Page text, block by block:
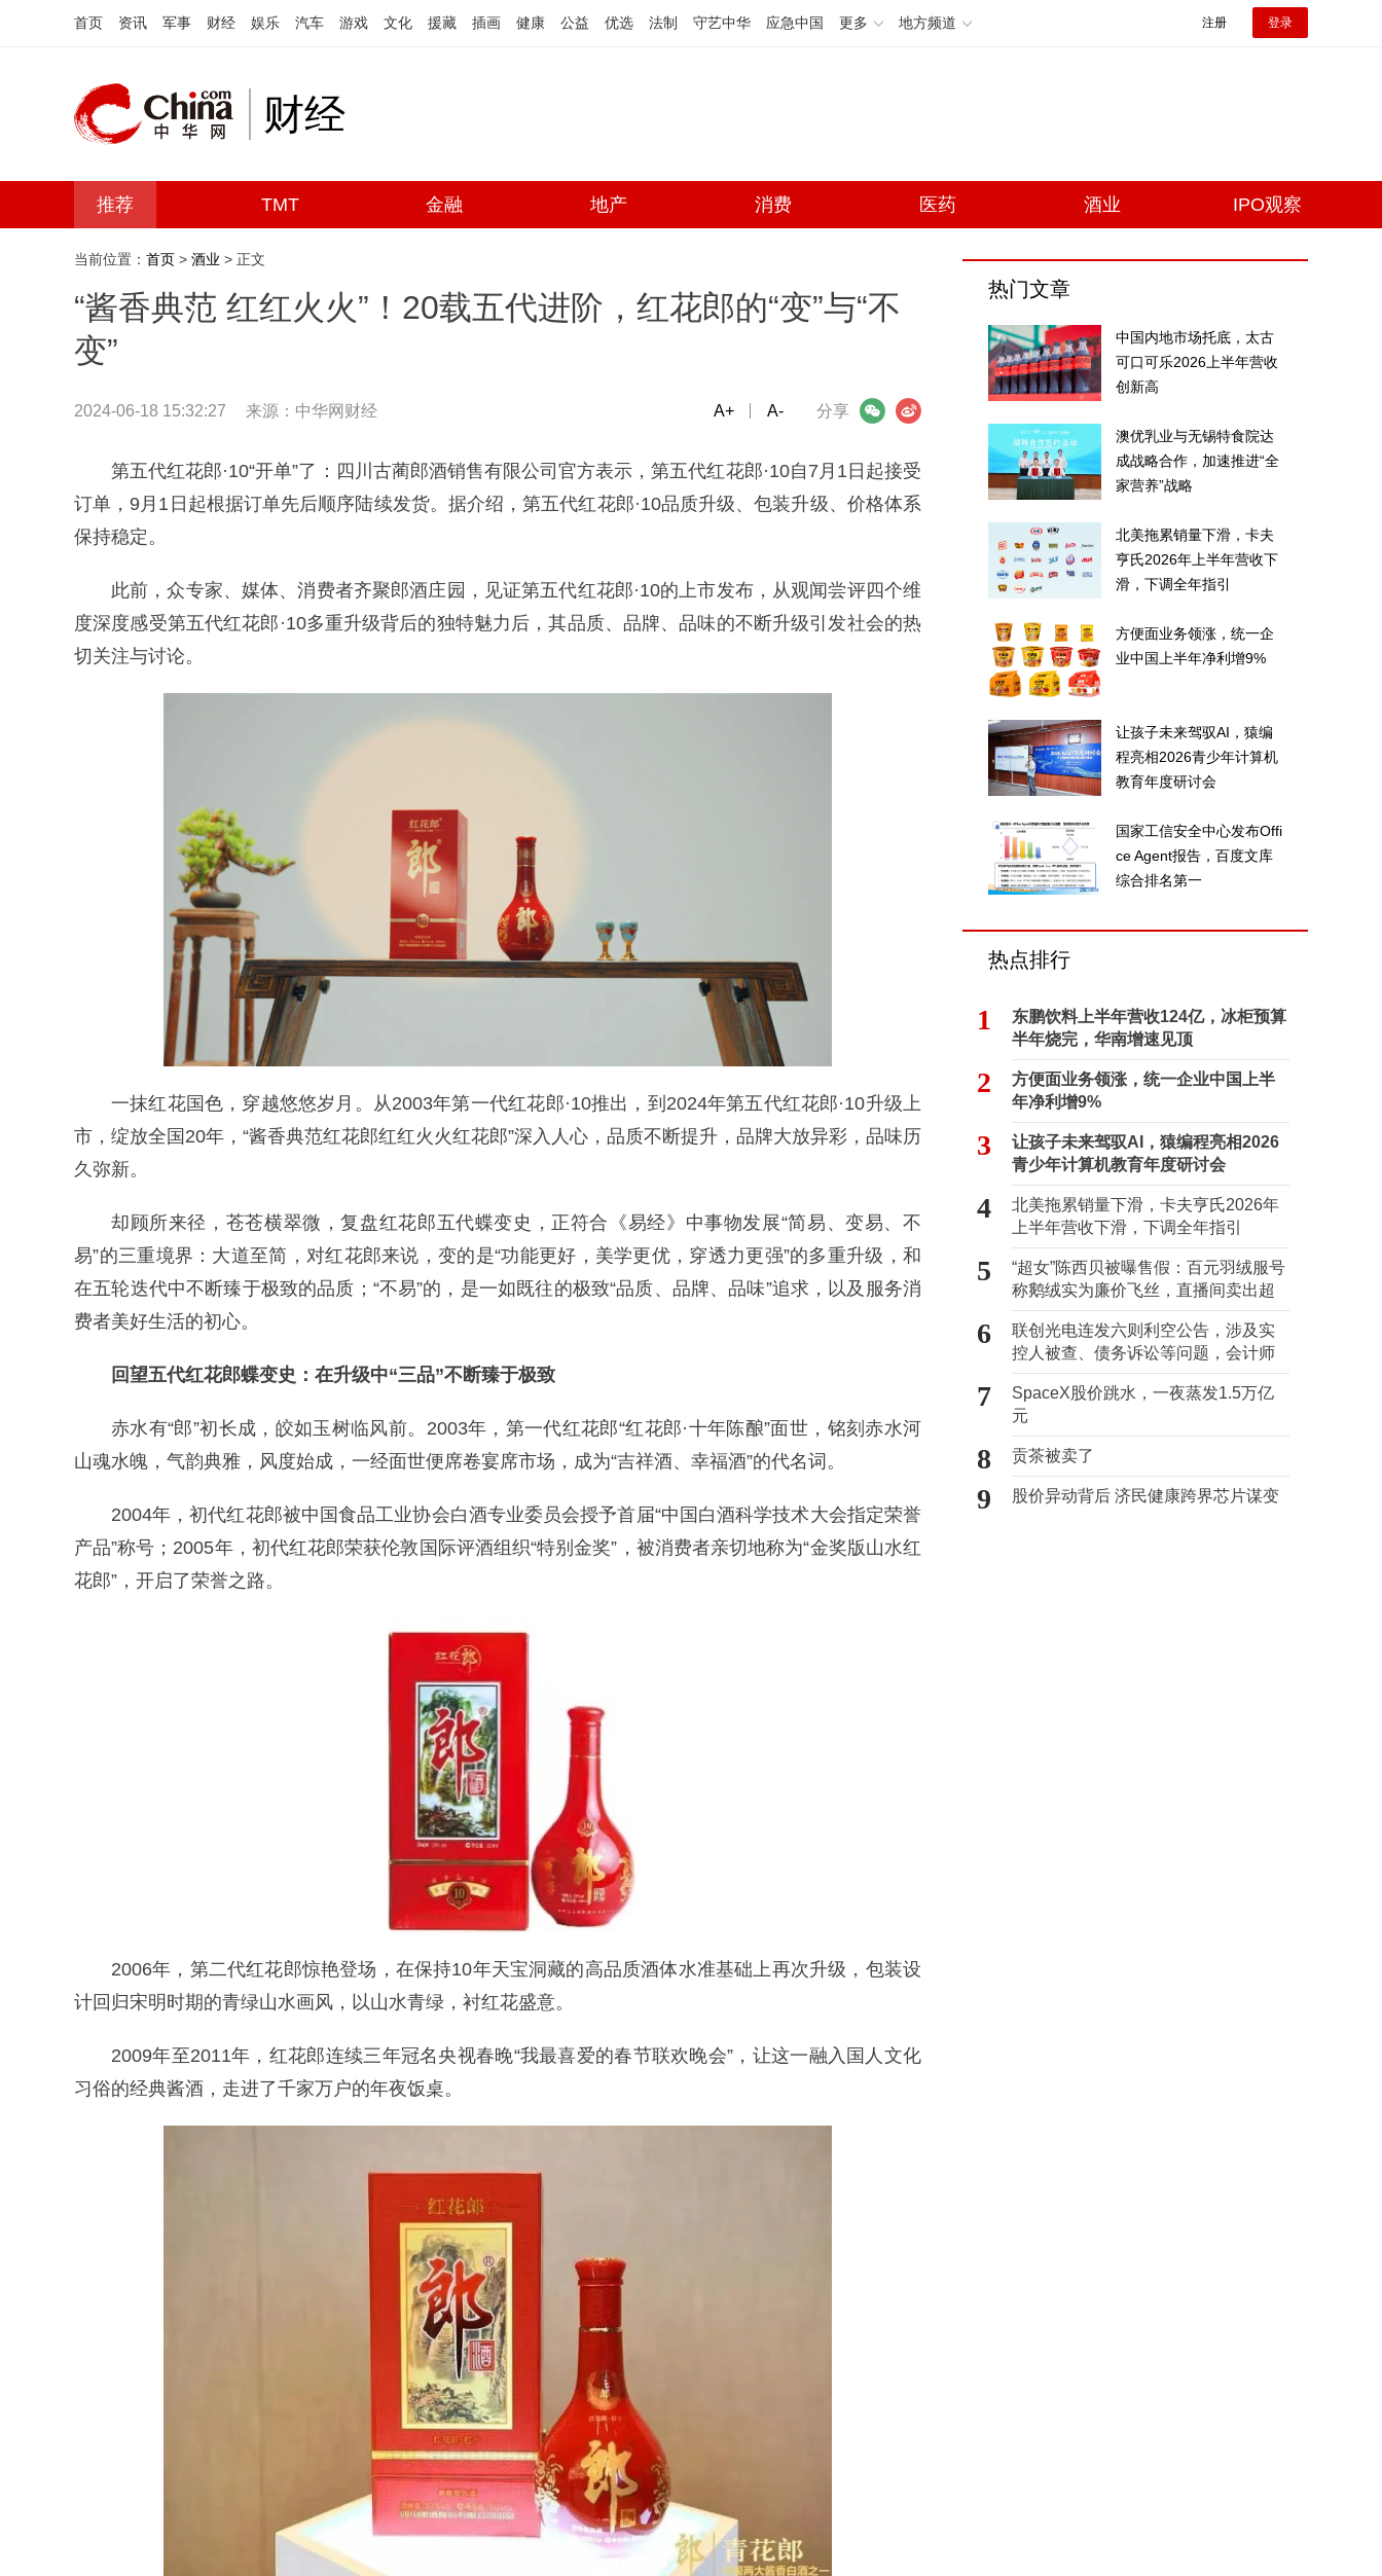
首页 资讯 军事 财经 娱乐 汽车 游戏 文化 援藏 插画 健康 公益 优选 法制 守艺中华 应急中国 更多 地方频道 注册 登录
财经
推荐 TMT 金融 地产 消费 医药 酒业 IPO观察
当前位置： 首页 > 酒业 > 正文
“酱香典范 红红火火”！20载五代进阶，红花郎的“变”与“不
变”
2024-06-18 15:32:27 来源：中华网财经 分享
微信 微博
A+ A-
第五代红花郎·10“开单”了：四川古蔺郎酒销售有限公司官方表示，第五代红花郎·10自7月1日起接受
订单，9月1日起根据订单先后顺序陆续发货。据介绍，第五代红花郎·10品质升级、包装升级、价格体系
保持稳定。
此前，众专家、媒体、消费者齐聚郎酒庄园，见证第五代红花郎·10的上市发布，从观闻尝评四个维
度深度感受第五代红花郎·10多重升级背后的独特魅力后，其品质、品牌、品味的不断升级引发社会的热
切关注与讨论。
一抹红花国色，穿越悠悠岁月。从2003年第一代红花郎·10推出，到2024年第五代红花郎·10升级上
市，绽放全国20年，“酱香典范红花郎红红火火红花郎”深入人心，品质不断提升，品牌大放异彩，品味历
久弥新。
却顾所来径，苍苍横翠微，复盘红花郎五代蝶变史，正符合《易经》中事物发展“简易、变易、不
易”的三重境界：大道至简，对红花郎来说，变的是“功能更好，美学更优，穿透力更强”的多重升级，和
在五轮迭代中不断臻于极致的品质；“不易”的，是一如既往的极致“品质、品牌、品味”追求，以及服务消
费者美好生活的初心。
回望五代红花郎蝶变史：在升级中“三品”不断臻于极致
赤水有“郎”初长成，皎如玉树临风前。2003年，第一代红花郎“红花郎·十年陈酿”面世，铭刻赤水河
山魂水魄，气韵典雅，风度始成，一经面世便席卷宴席市场，成为“吉祥酒、幸福酒”的代名词。
2004年，初代红花郎被中国食品工业协会白酒专业委员会授予首届“中国白酒科学技术大会指定荣誉
产品”称号；2005年，初代红花郎荣获伦敦国际评酒组织“特别金奖”，被消费者亲切地称为“金奖版山水红
花郎”，开启了荣誉之路。
2006年，第二代红花郎惊艳登场，在保持10年天宝洞藏的高品质酒体水准基础上再次升级，包装设
计回归宋明时期的青绿山水画风，以山水青绿，衬红花盛意。
2009年至2011年，红花郎连续三年冠名央视春晚“我最喜爱的春节联欢晚会”，让这一融入国人文化
习俗的经典酱酒，走进了千家万户的年夜饭桌。
热门文章
中国内地市场托底，太古
可口可乐2026上半年营收
创新高
澳优乳业与无锡特食院达
成战略合作，加速推进“全
家营养”战略
北美拖累销量下滑，卡夫
亨氏2026年上半年营收下
滑，下调全年指引
方便面业务领涨，统一企
业中国上半年净利增9%
让孩子未来驾驭AI，猿编
程亮相2026青少年计算机
教育年度研讨会
国家工信安全中心发布Offi
ce Agent报告，百度文库
综合排名第一
热点排行
1
东鹏饮料上半年营收124亿，冰柜预算
半年烧完，华南增速见顶
2
方便面业务领涨，统一企业中国上半
年净利增9%
3
让孩子未来驾驭AI，猿编程亮相2026
青少年计算机教育年度研讨会
4
北美拖累销量下滑，卡夫亨氏2026年
上半年营收下滑，下调全年指引
5
“超女”陈西贝被曝售假：百元羽绒服号
称鹅绒实为廉价飞丝，直播间卖出超
百万元
6
联创光电连发六则利空公告，涉及实
控人被查、债务诉讼等问题，会计师
事务所曾出具“保留意见”
7
SpaceX股价跳水，一夜蒸发1.5万亿
元
8 贡茶被卖了
9 股价异动背后 济民健康跨界芯片谋变